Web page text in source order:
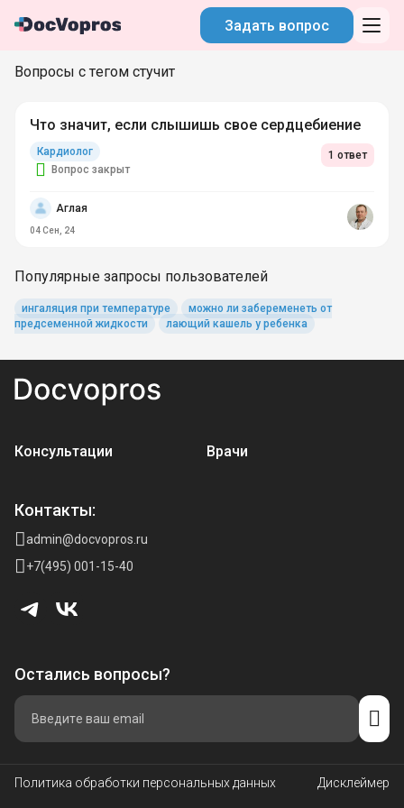
Задать вопрос
Вопросы с тегом стучит
Что значит, если слышишь свое сердцебиение
Кардиолог
Вопрос закрыт
1 ответ
Аглая
04 Сен, 24
Популярные запросы пользователей
ингаляция при температуре
можно ли забеременеть от
предсеменной жидкости
лающий кашель у ребенка
Консультации Врачи
Контакты:
admin@docvopros.ru
+7(495) 001-15-40
Остались вопросы?
Политика обработки персональных данных Дисклеймер